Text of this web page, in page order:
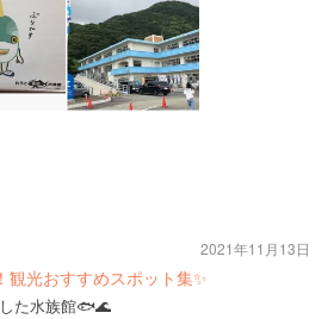
観光おすすめスポット集✨
た水族館🐟🌊
2021年11月13日